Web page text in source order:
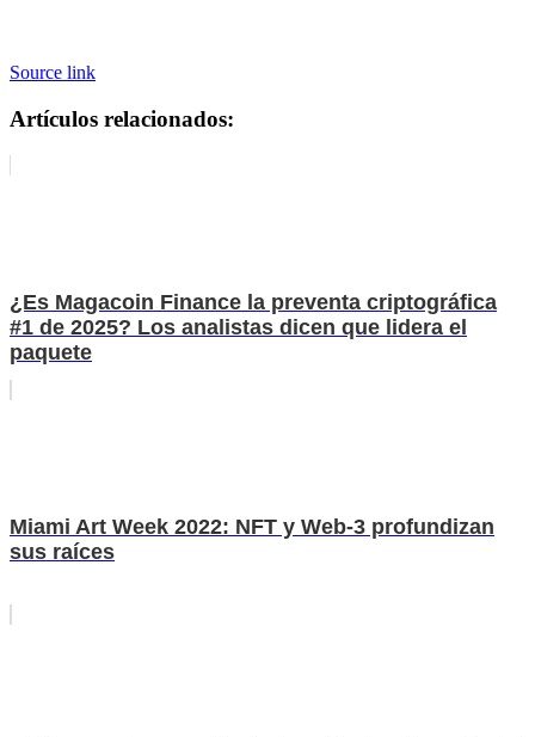
Source link
Artículos relacionados:
¿Es Magacoin Finance la preventa criptográfica
#1 de 2025? Los analistas dicen que lidera el
paquete
Miami Art Week 2022: NFT y Web-3 profundizan
sus raíces